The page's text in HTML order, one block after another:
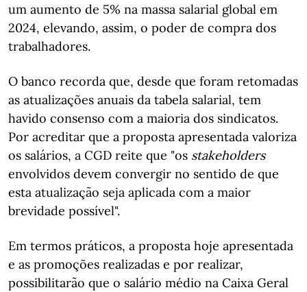
um aumento de 5% na massa salarial global em
2024, elevando, assim, o poder de compra dos
trabalhadores.
O banco recorda que, desde que foram retomadas
as atualizações anuais da tabela salarial, tem
havido consenso com a maioria dos sindicatos.
Por acreditar que a proposta apresentada valoriza
os salários, a CGD reite que "os stakeholders
envolvidos devem convergir no sentido de que
esta atualização seja aplicada com a maior
brevidade possível".
Em termos práticos, a proposta hoje apresentada
e as promoções realizadas e por realizar,
possibilitarão que o salário médio na Caixa Geral